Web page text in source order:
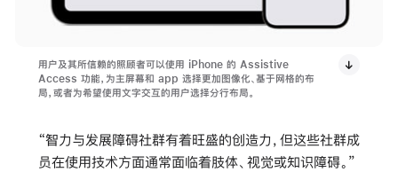
用户及其所信赖的照顾者可以使用 iPhone 的 Assistive
Access 功能，为主屏幕和 app 选择更加图像化、基于网格的布
局，或者为希望使用文字交互的用户选择分行布局。
“智力与发展障碍社群有着旺盛的创造力，但这些社群成
员在使用技术方面通常面临着肢体、视觉或知识障碍。”